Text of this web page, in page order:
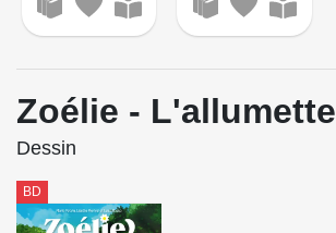
Zoélie - L'allumette
Dessin
BD